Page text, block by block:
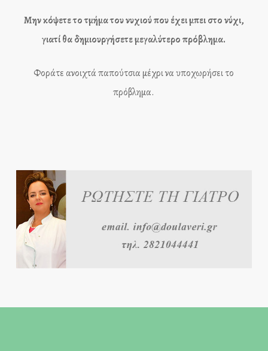
Μην κόψετε το τμήμα του νυχιού που έχει μπει στο νύχι,
γιατί θα δημιουργήσετε μεγαλύτερο πρόβλημα.
Φοράτε ανοιχτά παπούτσια μέχρι να υποχωρήσει το
πρόβλημα.